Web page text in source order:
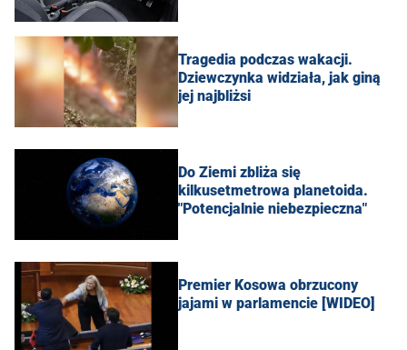
Tragedia podczas wakacji.
Dziewczynka widziała, jak giną
jej najbliżsi
Do Ziemi zbliża się
kilkusetmetrowa planetoida.
"Potencjalnie niebezpieczna"
Premier Kosowa obrzucony
jajami w parlamencie [WIDEO]